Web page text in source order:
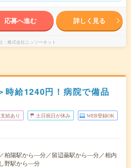
応募へ進む 詳しく見る
株式会社ニッソーネット
時給1240円！病院で備品
給あり 土日祝日が休み WEB登録OK
柏陽駅から---分／留辺蘂駅から---分／相内
野駅から---分